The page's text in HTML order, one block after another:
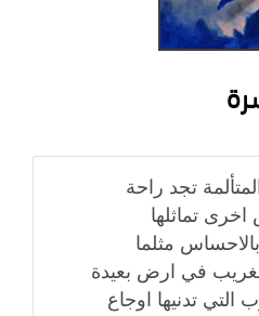
تجد راحة
تماثلها
مثلما
في ارض بعيدة
التي تدنيها اوجاع